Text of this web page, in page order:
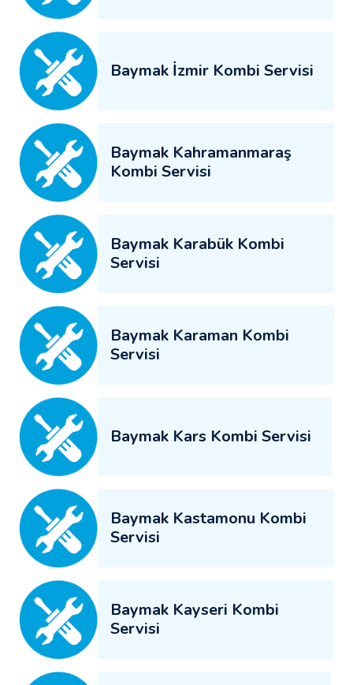
Baymak İzmir Kombi Servisi
Baymak Kahramanmaraş
Kombi Servisi
Baymak Karabük Kombi
Servisi
Baymak Karaman Kombi
Servisi
Baymak Kars Kombi Servisi
Baymak Kastamonu Kombi
Servisi
Baymak Kayseri Kombi
Servisi